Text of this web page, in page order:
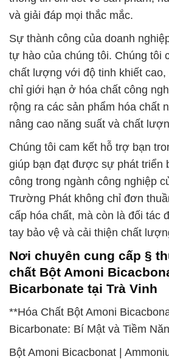
và giải đáp mọi thắc mắc.
Sự thành công của doanh
tự hào của chúng tôi. Chúng tôi
chất lượng với độ tinh khiết cao,
chỉ giới hạn ở hóa chất công
rộng ra các sản phẩm hóa chất
nâng cao năng suất và chất
Chúng tôi cam kết hỗ trợ bạn
giúp bạn đạt được sự phát triển
công trong ngành công nghiệp
Trường Phát không chỉ đơn
cấp hóa chất, mà còn là đối tác
tay bảo vệ và cải thiện chất
Nơi chuyên cung cấp §
chất Bột Amoni
Bicarbonate tại Trà Vinh
**Hóa Chất Bột Amoni
Bicarbonate: Bí Mật và Tiềm
Bột Amoni Bicacbonat |